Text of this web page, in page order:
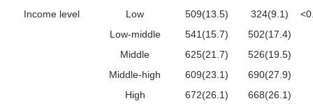
Income level
Low 509(13.5) 324(9.1)
Low-middle
541(15.7)
502(17.4)
Middle
625(21.7)
526(19.5)
Middle-high
609(23.1)
690(27.9)
High
672(26.1)
668(26.1)